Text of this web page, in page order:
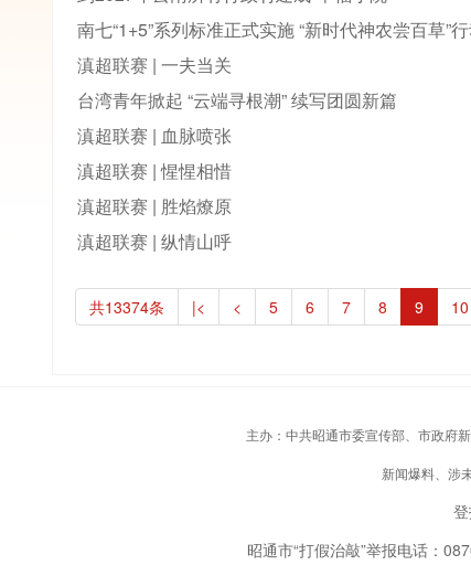
南七“1+5”系列标准正式实施 “新时代神农尝百草”
滇超联赛 | 一夫当关
台湾青年掀起 “云端寻根潮” 续写团圆新篇
滇超联赛 | 血脉喷张
滇超联赛 | 惺惺相惜
滇超联赛 | 胜焰燎原
滇超联赛 | 纵情山呼
共13374条 |< < 5 6 7 8 9 10
主办：中共昭通市委宣传部、市政府
新闻爆料、涉
昭通市“打假治敲”举报电话：